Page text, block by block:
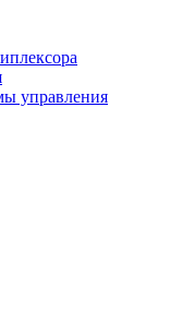
управления